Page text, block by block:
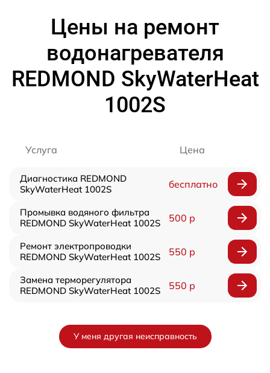
Цены на ремонт
водонагревателя
REDMOND SkyWaterHeat
1002S
Услуга Цена
Диагностика REDMOND
SkyWaterHeat 1002S
бесплатно
Промывка водяного фильтра
REDMOND SkyWaterHeat 1002S
500 р
Ремонт электропроводки
REDMOND SkyWaterHeat 1002S
550 р
Замена терморегулятора
REDMOND SkyWaterHeat 1002S
550 р
У меня другая неисправность